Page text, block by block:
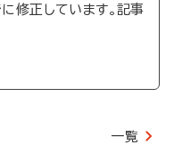
修正しています。記事
一覧